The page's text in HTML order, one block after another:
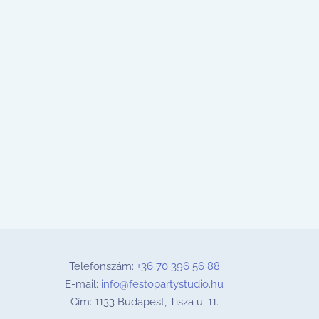
Telefonszám: +36 70 396 56 88
E-mail: info@festopartystudio.hu
Cím: 1133 Budapest, Tisza u. 11.